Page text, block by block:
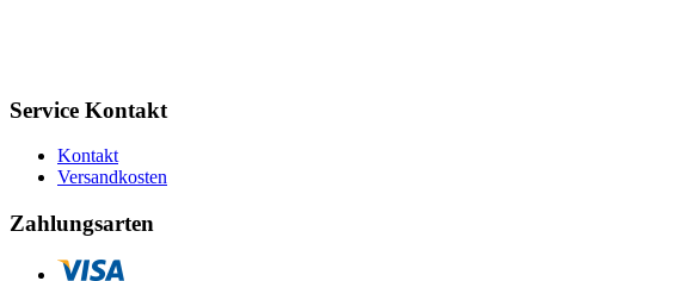
Service Kontakt
Kontakt
Versandkosten
Zahlungsarten